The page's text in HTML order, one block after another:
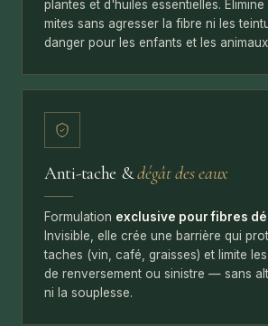
plantes et d'huiles essentielles.
mites sans agresser la fibre ni les
danger pour les enfants et les
Anti-tache &dégât des eaux
Formulation exclusive pour fibres
Invisible, elle crée une barrière qui
taches (vin, café, graisses) et limite
de renversement ou sinistre — sans
ni la souplesse.